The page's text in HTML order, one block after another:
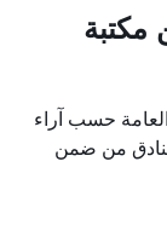
مكتبة
حسب آراء
من ضمن